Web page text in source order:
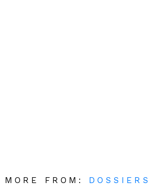
MORE FROM: DOSSIERS